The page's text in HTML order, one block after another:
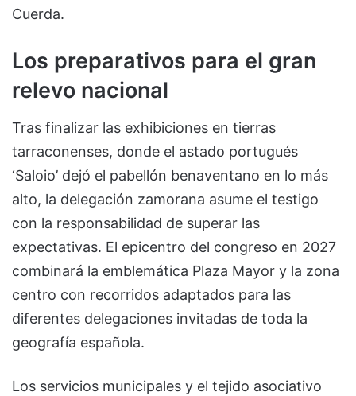
Cuerda.
Los preparativos para el gran
relevo nacional
Tras finalizar las exhibiciones en tierras
tarraconenses, donde el astado portugués
‘Saloio’ dejó el pabellón benaventano en lo más
alto, la delegación zamorana asume el testigo
con la responsabilidad de superar las
expectativas. El epicentro del congreso en 2027
combinará la emblemática Plaza Mayor y la zona
centro con recorridos adaptados para las
diferentes delegaciones invitadas de toda la
geografía española.
Los servicios municipales y el tejido asociativo